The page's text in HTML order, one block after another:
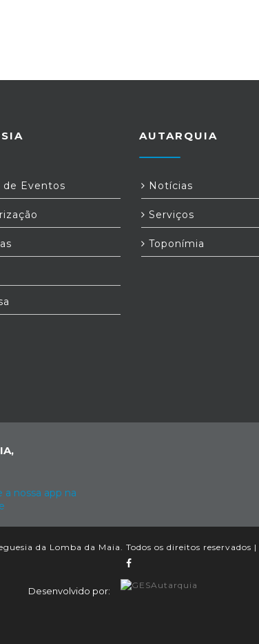
de Eventos
AUTARQUIA
Notícias
Serviços
Toponímia
da Lomba da Maia. Todos os direitos reservados |
Desenvolvido por: